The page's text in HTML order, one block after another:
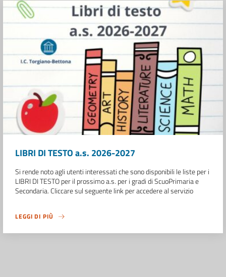
LIBRI DI TESTO a.s. 2026-2027
Si rende noto agli utenti interessati che sono disponibili le liste per i
LIBRI DI TESTO per il prossimo a.s. per i gradi di ScuoPrimaria e
Secondaria. Cliccare sul seguente link per accedere al servizio
LEGGI DI PIÙ